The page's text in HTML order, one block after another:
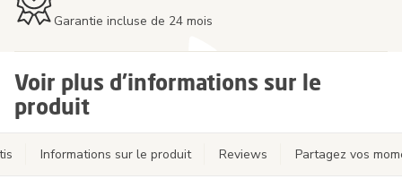
Garantie incluse de 24 mois
Voir plus d'informations sur le
produit
Informations sur le produit Reviews Partagez vos